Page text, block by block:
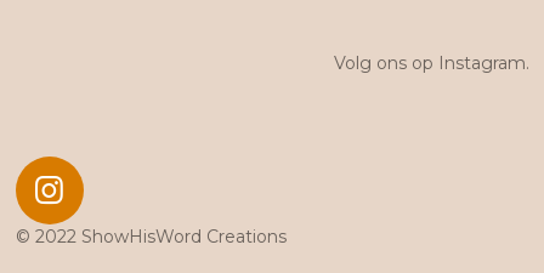
Volg ons op Instagram.
I
n
© 2022 ShowHisWord Creations